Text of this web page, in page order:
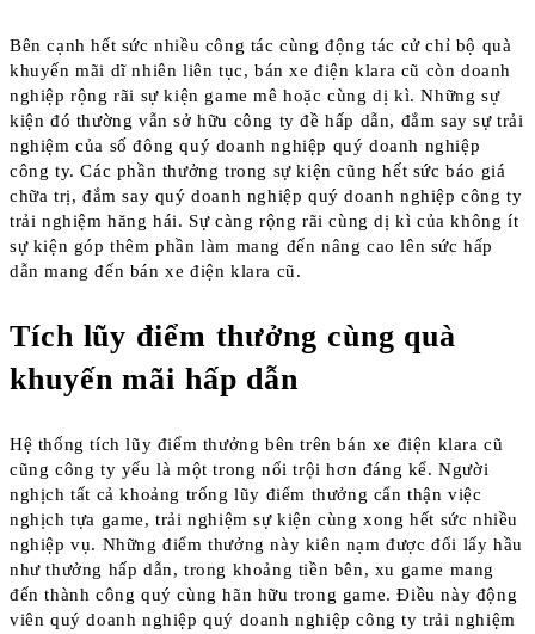
Bên cạnh hết sức nhiều công tác cùng động tác cử chỉ bộ quà
khuyến mãi dĩ nhiên liên tục, bán xe điện klara cũ còn doanh
nghiệp rộng rãi sự kiện game mê hoặc cùng dị kì. Những sự
kiện đó thường vẫn sở hữu công ty đề hấp dẫn, đắm say sự trải
nghiệm của số đông quý doanh nghiệp quý doanh nghiệp
công ty. Các phần thưởng trong sự kiện cũng hết sức báo giá
chữa trị, đắm say quý doanh nghiệp quý doanh nghiệp công ty
trải nghiệm hăng hái. Sự càng rộng rãi cùng dị kì của không ít
sự kiện góp thêm phần làm mang đến nâng cao lên sức hấp
dẫn mang đến bán xe điện klara cũ.
Tích lũy điểm thưởng cùng quà
khuyến mãi hấp dẫn
Hệ thống tích lũy điểm thưởng bên trên bán xe điện klara cũ
cũng công ty yếu là một trong nổi trội hơn đáng kể. Người
nghịch tất cả khoảng trống lũy điểm thưởng cẩn thận việc
nghịch tựa game, trải nghiệm sự kiện cùng xong hết sức nhiều
nghiệp vụ. Những điểm thưởng này kiên nạm được đổi lấy hầu
như thưởng hấp dẫn, trong khoảng tiền bên, xu game mang
đến thành công quý cùng hãn hữu trong game. Điều này động
viên quý doanh nghiệp quý doanh nghiệp công ty trải nghiệm